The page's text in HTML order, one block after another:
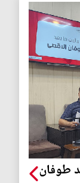
طوفان